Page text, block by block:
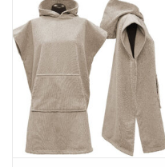
Duikgidsen
Contact
Waterproof tassen
Nieuws